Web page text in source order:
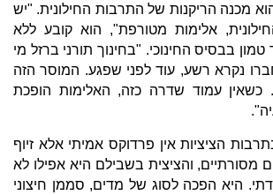
מכנה הריקנות של התרבות החילונית. "יש
אלימות מטורפת", הוא קובע ללא
טמון בבסיס החינוכי. "בחינוך תורני ברזל מי
נקרא רשע, עוד לפני שפגע. המוסר הזה
כשאין עמוד שדרה כזה, האלימות הופכת
הציציות אין פרדוקס אמיתי אלא זיוף
מסורתיים, והציצית בשבילם היא אפילו לא
היא הפכה לסוג של מדים, סממן חיצוני